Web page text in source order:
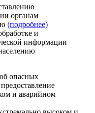
органам
(подробнее)
и
информации
опасных
и аварийном